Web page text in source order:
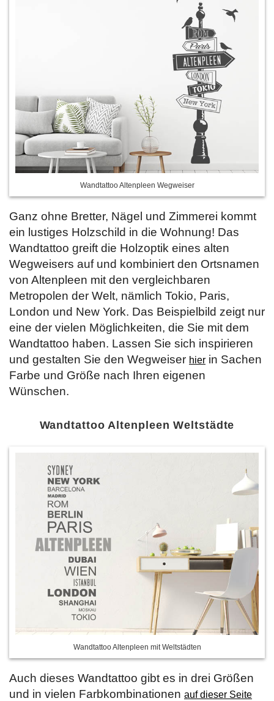
Wandtattoo Altenpleen Wegweiser
Ganz ohne Bretter, Nägel und Zimmerei kommt
ein lustiges Holzschild in die Wohnung! Das
Wandtattoo greift die Holzoptik eines alten
Wegweisers auf und kombiniert den Ortsnamen
von Altenpleen mit den vergleichbaren
Metropolen der Welt, nämlich Tokio, Paris,
London und New York. Das Beispielbild zeigt nur
eine der vielen Möglichkeiten, die Sie mit dem
Wandtattoo haben. Lassen Sie sich inspirieren
und gestalten Sie den Wegweiser hier in Sachen
Farbe und Größe nach Ihren eigenen
Wünschen.
Wandtattoo Altenpleen Weltstädte
Wandtattoo Altenpleen mit Weltstädten
Auch dieses Wandtattoo gibt es in drei Größen
und in vielen Farbkombinationen auf dieser Seite